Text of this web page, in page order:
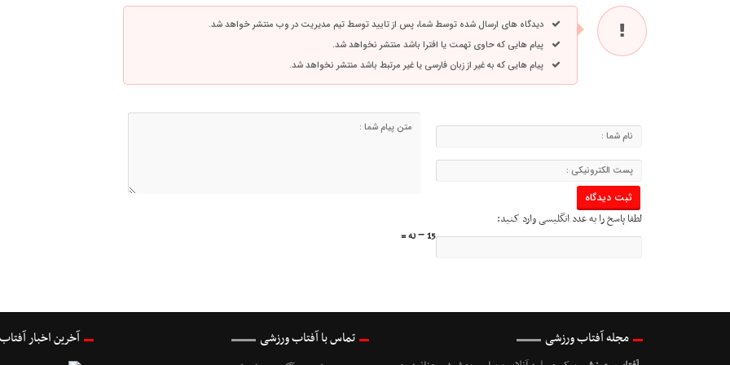
دیدگاه های ارسال شده توسط شما، پس از تایید توسط تیم مدیریت در وب منتشر خواهد شد.
پیام هایی که حاوی تهمت یا افترا باشد منتشر نخواهد شد.
پیام هایی که به غیر از زبان فارسی یا غیر مرتبط باشد منتشر نخواهد شد.
لطفا پاسخ را به عدد انگلیسی وارد کنید:
15 − نه =
مجله آفتاب ورزشی تماس با آفتاب ورزشی آخرین اخبار